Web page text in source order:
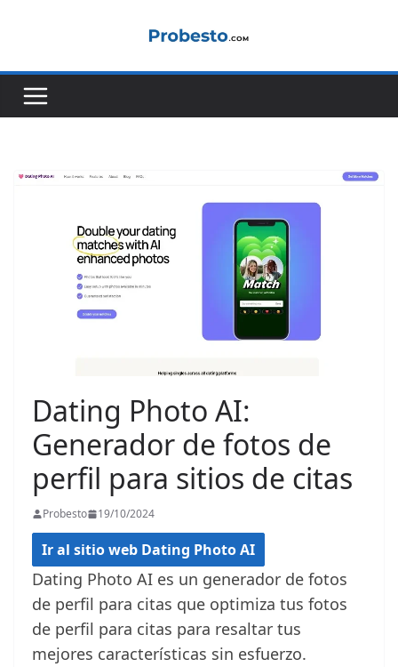
Dating Photo AI:
Generador de fotos de
perfil para sitios de citas
Probesto 19/10/2024
Ir al sitio web Dating Photo AI
Dating Photo AI es un generador de fotos
de perfil para citas que optimiza tus fotos
de perfil para citas para resaltar tus
mejores características sin esfuerzo.